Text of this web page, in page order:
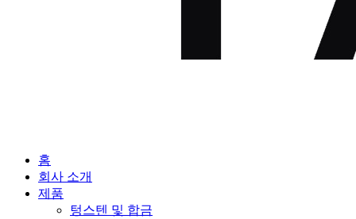
홈
회사 소개
제품
텅스텐 및 합금